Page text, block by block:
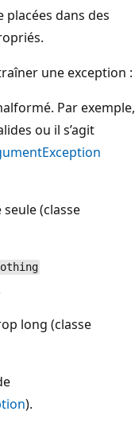
dans des
une exception :
Par exemple,
ou il s’agit
seule (classe
long (classe
).